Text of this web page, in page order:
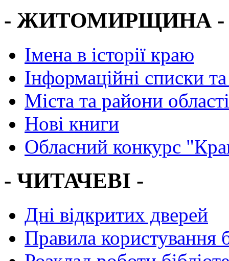
- ЖИТОМИРЩИНА -
Імена в історії краю
Інформаційні списки
Міста та райони області
Нові книги
Обласний конкурс
- ЧИТАЧЕВІ -
Дні відкритих дверей
Правила користування